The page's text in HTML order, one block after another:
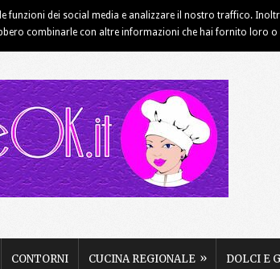
INFORMATIVA COOKIE NOTE LEGALI
CONTORNI CUCINA REGIONALE » DOLCI E
funzioni dei social media e analizzare il nostro traffico.
combinarle con altre informazioni che hai fornito loro